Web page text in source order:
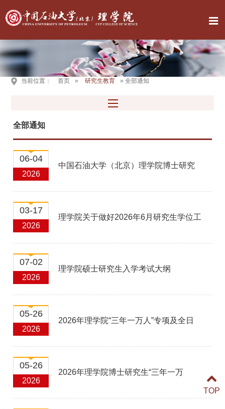
当前位置： 首页 » 研究生教育 » 全部通知
全部通知
06-04
2026
中国石油大学（北京）理学院博士研究
03-17
2026
理学院关于做好2026年6月研究生学位工
07-02
2026
理学院硕士研究生入学考试大纲
05-26
2026
2026年理学院“三年一万人”专项及全日
05-26
2026
2026年理学院博士研究生“三年一万
TOP